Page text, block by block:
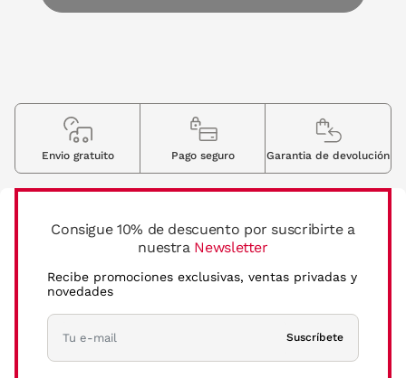
Consigue 10% de descuento por suscribirte a
nuestra Newsletter
Recibe promociones exclusivas, ventas privadas y
novedades
Suscríbete
Envio gratuito Pago seguro Garantia de devolución